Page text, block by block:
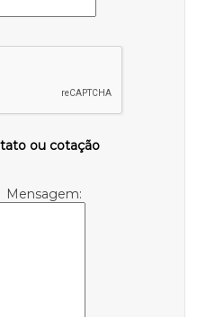
ou cotação
Mensagem: